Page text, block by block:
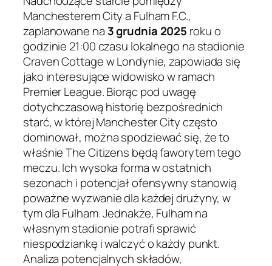
Manchesterem City a Fulham F.C.,
zaplanowane na 3 grudnia 2025 roku o
godzinie 21:00 czasu lokalnego na stadionie
Craven Cottage w Londynie, zapowiada się
jako interesujące widowisko w ramach
Premier League. Biorąc pod uwagę
dotychczasową historię bezpośrednich
starć, w której Manchester City często
dominował, można spodziewać się, że to
właśnie The Citizens będą faworytem tego
meczu. Ich wysoka forma w ostatnich
sezonach i potencjał ofensywny stanowią
poważne wyzwanie dla każdej drużyny, w
tym dla Fulham. Jednakże, Fulham na
własnym stadionie potrafi sprawić
niespodziankę i walczyć o każdy punkt.
Analiza potencjalnych składów,